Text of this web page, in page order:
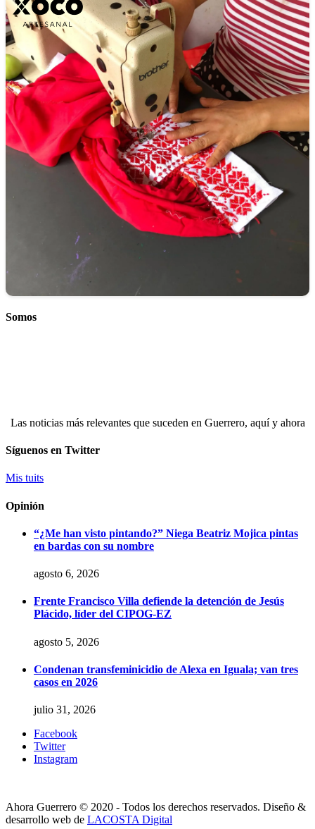
Somos
Las noticias más relevantes que suceden en Guerrero, aquí y ahora
Síguenos en Twitter
Mis tuits
Opinión
“¿Me han visto pintando?” Niega Beatriz Mojica pintas
en bardas con su nombre
agosto 6, 2026
Frente Francisco Villa defiende la detención de Jesús
Plácido, líder del CIPOG-EZ
agosto 5, 2026
Condenan transfeminicidio de Alexa en Iguala; van tres
casos en 2026
julio 31, 2026
Facebook
Twitter
Instagram
Ahora Guerrero © 2020 - Todos los derechos reservados. Diseño &
desarrollo web de LACOSTA Digital